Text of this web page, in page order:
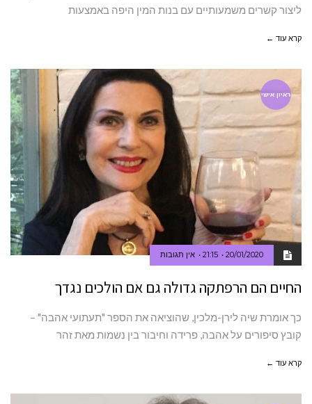
ליצור קשרים משמעותיים עם בנות המין היפה באמצעות
קרא עוד ←
ראיון אישי
20/01/2020
21:15 אין תגובות
החיים הם הרפתקה גדולה גם אם הולכים נגדך
כך אומרת שיה לירן-מלכין, שהוציאה את הספר "תעתועי אהבה" –
קובץ סיפורים על אהבה, פרידה וחיבור בין נשמות מאת זהר
קרא עוד ←